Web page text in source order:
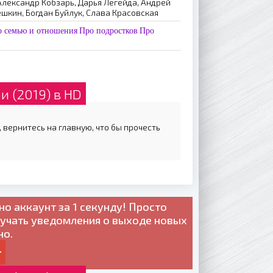
Кобзарь, Дарья Легейда, Андрей
Богдан Буйлук, Слава Красовская
семью и отношения Про подростков Про
(2019) в HD
на главную, что бы прочесть
аккаунт за 1 секунду! Просто
уведомления о выходе новых